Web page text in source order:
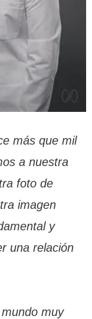
más que mil
a nuestra
foto de
imagen
y
una relación
muy